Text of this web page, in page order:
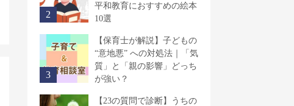
平和教育におすすめの絵本
10選
【保育士が解説】子どもの
“意地悪” への対処法｜「気
質」と「親の影響」どっち
が強い？
【23の質問で診断】うちの